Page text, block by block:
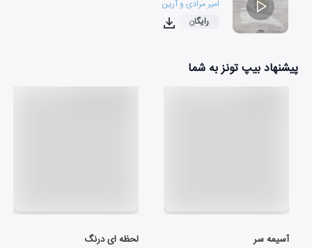
امیر مرادی و آرین رضایی
۰۳:۵۳
رایگان
پیشنهاد بیپ تونز به شما
آسیمه سر لحظه ای درنگ